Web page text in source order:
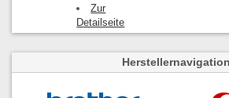
Zur
Detailseite
Herstellernavigation